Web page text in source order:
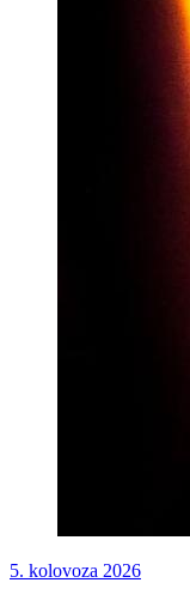
5. kolovoza 2026